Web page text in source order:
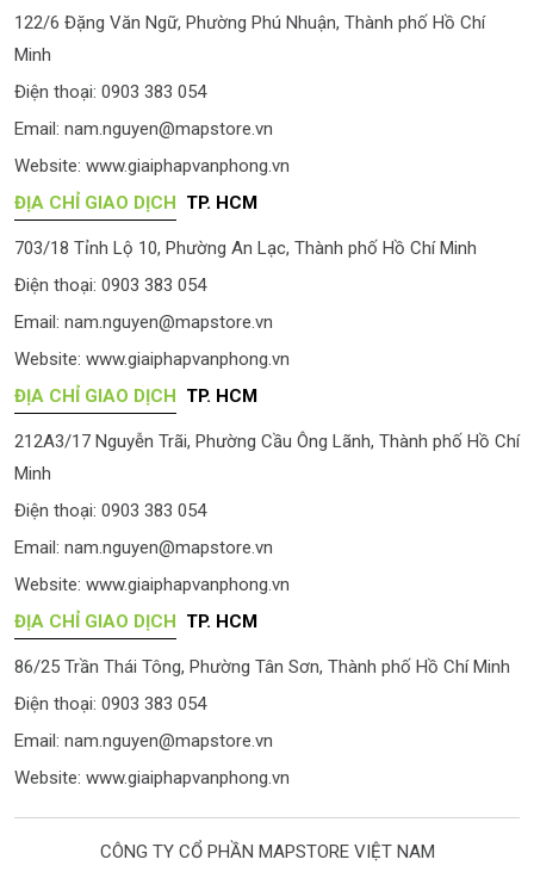
122/6 Đặng Văn Ngữ, Phường Phú Nhuận, Thành phố Hồ Chí
Minh
Điện thoại: 0903 383 054
Email: nam.nguyen@mapstore.vn
Website: www.giaiphapvanphong.vn
ĐỊA CHỈ GIAO DỊCH TP. HCM
703/18 Tỉnh Lộ 10, Phường An Lạc, Thành phố Hồ Chí Minh
Điện thoại: 0903 383 054
Email: nam.nguyen@mapstore.vn
Website: www.giaiphapvanphong.vn
ĐỊA CHỈ GIAO DỊCH TP. HCM
212A3/17 Nguyễn Trãi, Phường Cầu Ông Lãnh, Thành phố Hồ Chí
Minh
Điện thoại: 0903 383 054
Email: nam.nguyen@mapstore.vn
Website: www.giaiphapvanphong.vn
ĐỊA CHỈ GIAO DỊCH TP. HCM
86/25 Trần Thái Tông, Phường Tân Sơn, Thành phố Hồ Chí Minh
Điện thoại: 0903 383 054
Email: nam.nguyen@mapstore.vn
Website: www.giaiphapvanphong.vn
CÔNG TY CỔ PHẦN MAPSTORE VIỆT NAM